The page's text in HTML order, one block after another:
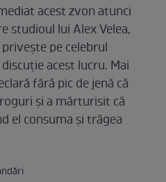
acest zvon atunci
studioul lui Alex Velea,
pe celebrul
acest lucru. Mai
fără pic de jenă că
și a mărturisit că
el consuma și trăgea